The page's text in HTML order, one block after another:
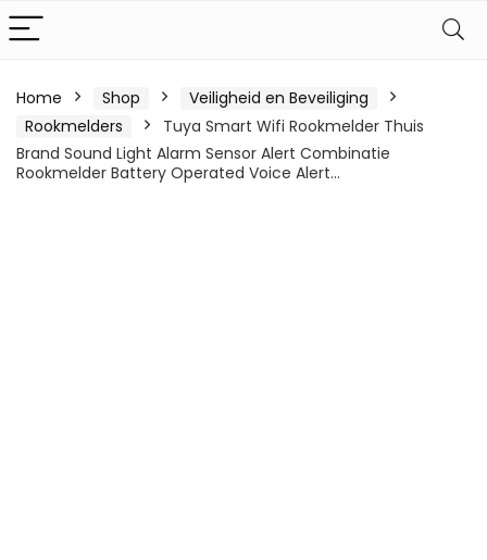
Home Shop
Veiligheid en Beveiliging
Rookmelders
Tuya Smart Wifi Rookmelder Thuis
Brand Sound Light Alarm Sensor Alert Combinatie
Rookmelder Battery Operated Voice Alert…